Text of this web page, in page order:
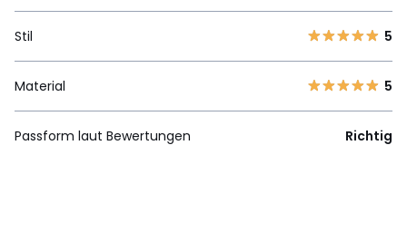
Stil 5
Material 5
Passform laut Bewertungen Richtig